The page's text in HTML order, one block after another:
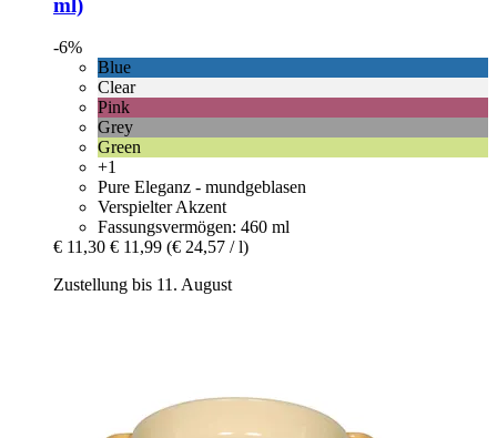
-6%
Blue
Clear
Pink
Grey
Green
+1
Pure Eleganz - mundgeblasen
Verspielter Akzent
Fassungsvermögen: 460 ml
€ 11,30 € 11,99 (€ 24,57 / l)
Zustellung bis 11. August